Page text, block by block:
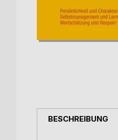
BESCHREIBUNG